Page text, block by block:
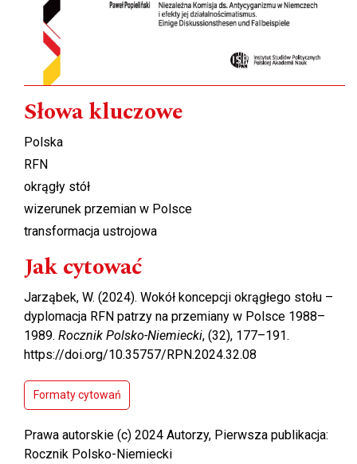
Słowa kluczowe
Polska
RFN
okrągły stół
wizerunek przemian w Polsce
transformacja ustrojowa
Jak cytować
Jarząbek, W. (2024). Wokół koncepcji okrągłego stołu –
dyplomacja RFN patrzy na przemiany w Polsce 1988–
1989. Rocznik Polsko-Niemiecki, (32), 177–191.
https://doi.org/10.35757/RPN.2024.32.08
Formaty cytowań
Prawa autorskie (c) 2024 Autorzy, Pierwsza publikacja:
Rocznik Polsko-Niemiecki